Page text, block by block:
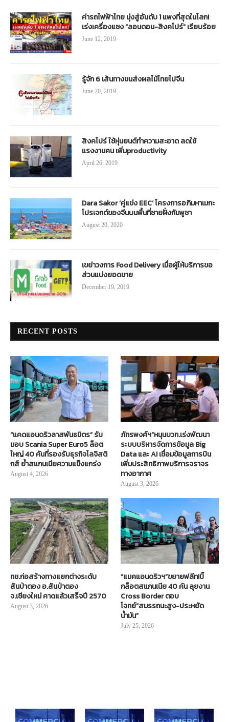
ค่ารถไฟฟ้าไทย มุ่งสู่อันดับ 1 แพงที่สุดในโลก!
เร่งเครื่องแซง “ลอนดอน-สิงคโปร์” เรียบร้อย
June 12, 2019
รู้จัก 6 เส้นทางขนส่งผลไม้ไทยไปจีน
June 20, 2019
สิงคโปร์ ใช้หุ่นยนต์ทำความสะอาด ลดใช้
แรงงานคน เพิ่มproductivity
April 26, 2019
Dara Sakor ‘คู่แข่ง EEC’ โครงการอภิมหาเมกะ
โปรเจกต์ของจีนบนพื้นที่ชายฝั่งกัมพูชา
August 20, 2020
เขย่าวงการ Food Delivery เมื่อผู้ให้บริการขอ
ส่วนแบ่งยอดขาย
December 19, 2019
RECENT POSTS
“แคดแอนดริวลาสพันธมิตร” รับ
มอบ Scania Super Euro5 ล็อต
ใหญ่ 40 คันที่รองรับธุรกิจโลจิสติ
กส์ ย้ำสแกนเนียความแข็งแกร่ง
August 4, 2026
ภัทรพงศ์ฯ”หนุนบวท.เร่งพัฒนา
ระบบบริหารจัดการข้อมูล Big
Data และ AI เชื่อมข้อมูลการบิน
เพิ่มประสิทธิภาพบริการจราจร
ทางอากาศ
August 3, 2026
ทช.ก่อสร้างทางแยกต่างระดับ
สันป่าตอง อ.สันป่าตอง
จ.เชียงใหม่ คาดแล้วเสร็จปี 2570
August 3, 2026
“แมคแอนดริวฯ”ขยายฟลีท!บิ๊
กล็อตสแกนเนีย 40 คัน ลุยงาน
Cross Border ตอบ
โจทย์“สมรรถนะสูง-ประหยัด
น้ำมัน”
July 25, 2026